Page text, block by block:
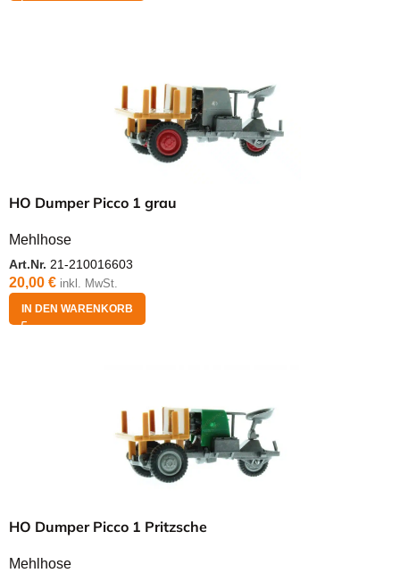
HO Dumper Picco 1 grau
Mehlhose
Art.Nr. 21-210016603
20,00 € inkl. MwSt.
IN DEN WARENKORB
HO Dumper Picco 1 Pritzsche
Mehlhose